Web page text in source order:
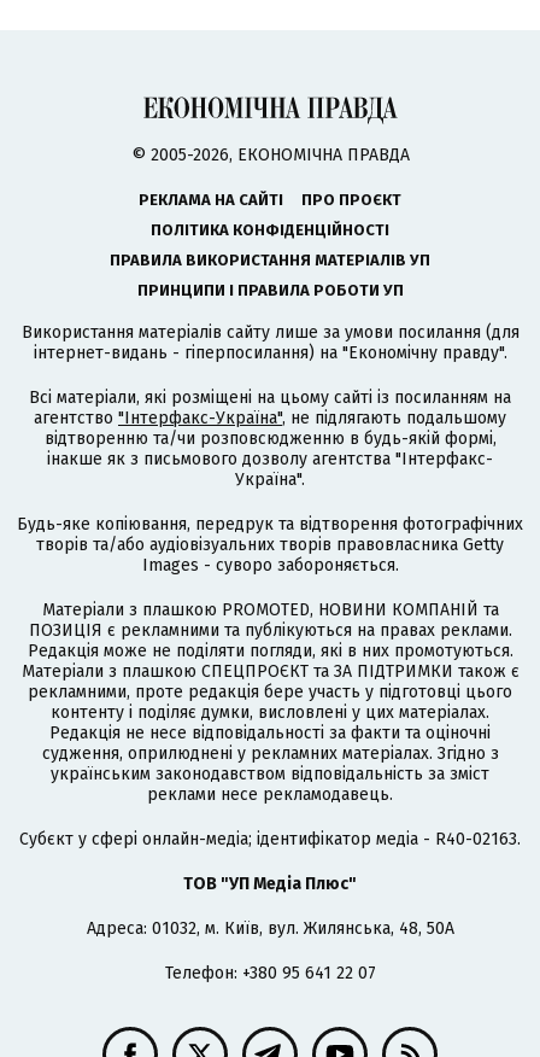
© 2005-2026, ЕКОНОМІЧНА ПРАВДА
РЕКЛАМА НА САЙТІ
ПРО ПРОЄКТ
ПОЛІТИКА КОНФІДЕНЦІЙНОСТІ
ПРАВИЛА ВИКОРИСТАННЯ МАТЕРІАЛІВ УП
ПРИНЦИПИ І ПРАВИЛА РОБОТИ УП
Використання матеріалів сайту лише за умови посилання (для
інтернет-видань - гіперпосилання) на "Економічну правду".
Всі матеріали, які розміщені на цьому сайті із посиланням на
агентство "Інтерфакс-Україна", не підлягають подальшому
відтворенню та/чи розповсюдженню в будь-якій формі,
інакше як з письмового дозволу агентства "Інтерфакс-
Україна".
Будь-яке копіювання, передрук та відтворення фотографічних
творів та/або аудіовізуальних творів правовласника Getty
Images - суворо забороняється.
Матеріали з плашкою PROMOTED, НОВИНИ КОМПАНІЙ та
ПОЗИЦІЯ є рекламними та публікуються на правах реклами.
Редакція може не поділяти погляди, які в них промотуються.
Матеріали з плашкою СПЕЦПРОЄКТ та ЗА ПІДТРИМКИ також є
рекламними, проте редакція бере участь у підготовці цього
контенту і поділяє думки, висловлені у цих матеріалах.
Редакція не несе відповідальності за факти та оціночні
судження, оприлюднені у рекламних матеріалах. Згідно з
українським законодавством відповідальність за зміст
реклами несе рекламодавець.
Cубєкт у сфері онлайн-медіа; ідентифікатор медіа - R40-02163.
ТОВ "УП Медіа Плюс"
Адреса: 01032, м. Київ, вул. Жилянська, 48, 50А
Телефон: +380 95 641 22 07